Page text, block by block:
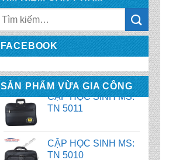
FACEBOOK
SẢN PHẨM VỪA GIA CÔNG
TN 5012
CẶP HỌC SINH MS:
TN 5011
CẶP HỌC SINH MS:
TN 5010
TN 5009